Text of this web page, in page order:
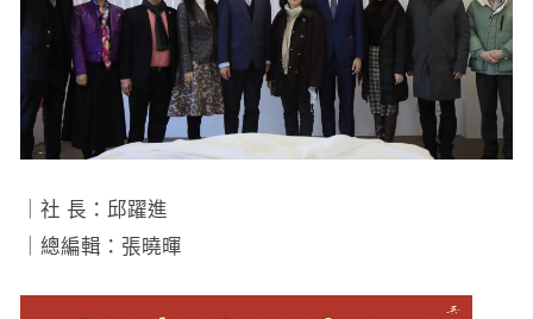
｜社 長：邱躍進
｜總編輯：張曉暉